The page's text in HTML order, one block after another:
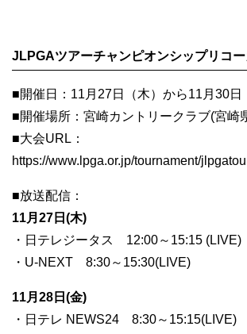
JLPGAツアーチャンピオンシップリコ
■開催日：11月27日（木）から11月30日
■開催場所：宮崎カントリークラブ(宮崎
■大会URL：
https://www.lpga.or.jp/tournament/
■放送配信：
11月27日(木)
・日テレジータス 12:00～15:15 (LIVE)
・U-NEXT 8:30～15:30(LIVE)
11月28日(金)
・日テレ NEWS24 8:30～15:15(LIVE)